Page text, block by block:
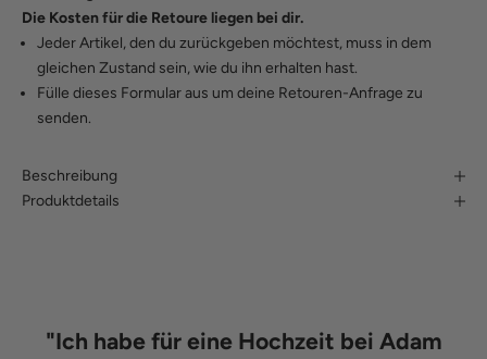
Die Kosten für die Retoure liegen bei dir.
Jeder Artikel, den du zurückgeben möchtest, muss in dem
gleichen Zustand sein, wie du ihn erhalten hast.
Fülle dieses Formularaus um deine Retouren-Anfrage zu
senden.
Beschreibung
Produktdetails
"Ich habe für eine Hochzeit bei Adam